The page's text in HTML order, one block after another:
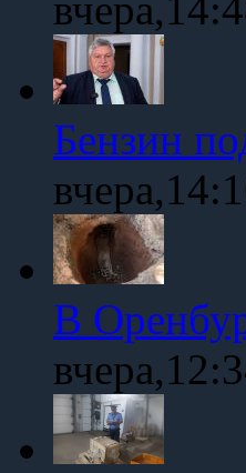
Бензин
В